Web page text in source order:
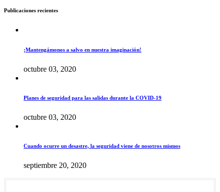
Publicaciones recientes
¡Mantengámonos a salvo en nuestra imaginación!
octubre 03, 2020
Planes de seguridad para las salidas durante la COVID-19
octubre 03, 2020
Cuando ocurre un desastre, la seguridad viene de nosotros mismos
septiembre 20, 2020